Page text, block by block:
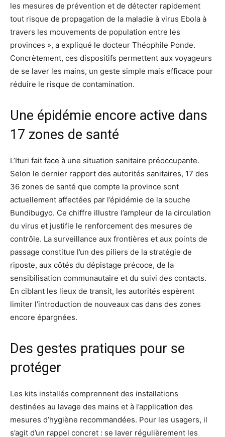
les mesures de prévention et de détecter rapidement
tout risque de propagation de la maladie à virus Ebola à
travers les mouvements de population entre les
provinces », a expliqué le docteur Théophile Ponde.
Concrètement, ces dispositifs permettent aux voyageurs
de se laver les mains, un geste simple mais efficace pour
réduire le risque de contamination.
Une épidémie encore active dans
17 zones de santé
L’Ituri fait face à une situation sanitaire préoccupante.
Selon le dernier rapport des autorités sanitaires, 17 des
36 zones de santé que compte la province sont
actuellement affectées par l’épidémie de la souche
Bundibugyo. Ce chiffre illustre l’ampleur de la circulation
du virus et justifie le renforcement des mesures de
contrôle. La surveillance aux frontières et aux points de
passage constitue l’un des piliers de la stratégie de
riposte, aux côtés du dépistage précoce, de la
sensibilisation communautaire et du suivi des contacts.
En ciblant les lieux de transit, les autorités espèrent
limiter l’introduction de nouveaux cas dans des zones
encore épargnées.
Des gestes pratiques pour se
protéger
Les kits installés comprennent des installations
destinées au lavage des mains et à l’application des
mesures d’hygiène recommandées. Pour les usagers, il
s’agit d’un rappel concret : se laver régulièrement les